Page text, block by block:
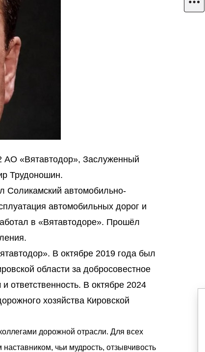
АО «Вятавтодор», Заслуженный
Трудоношин.
Соликамский автомобильно-
автомобильных дорог и
в «Вятавтодоре». Прошёл
В октябре 2019 года был
области за добросовестное
ответственность. В октябре 2024
хозяйства Кировской
дорожной отрасли. Для всех
чьи мудрость, отзывчивость